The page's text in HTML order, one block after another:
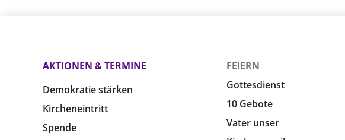
AKTIONEN & TERMINE
Demokratie stärken
Kircheneintritt
Spende
FEIERN
Gottesdienst
10 Gebote
Vater unser